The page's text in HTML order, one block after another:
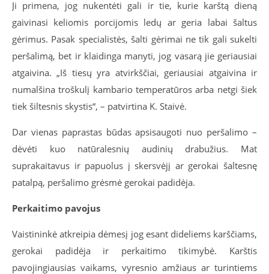
Ji primena, jog nukentėti gali ir tie, kurie karštą dieną
gaivinasi keliomis porcijomis ledų ar geria labai šaltus
gėrimus. Pasak specialistės, šalti gėrimai ne tik gali sukelti
peršalimą, bet ir klaidinga manyti, jog vasarą jie geriausiai
atgaivina. „Iš tiesų yra atvirkščiai, geriausiai atgaivina ir
numalšina troškulį kambario temperatūros arba netgi šiek
tiek šiltesnis skystis“, – patvirtina K. Staivė.
Dar vienas paprastas būdas apsisaugoti nuo peršalimo –
dėvėti kuo natūralesnių audinių drabužius. Mat
suprakaitavus ir papuolus į skersvėjį ar gerokai šaltesnę
patalpą, peršalimo grėsmė gerokai padidėja.
Perkaitimo pavojus
Vaistininkė atkreipia dėmesį jog esant dideliems karščiams,
gerokai padidėja ir perkaitimo tikimybė. Karštis
pavojingiausias vaikams, vyresnio amžiaus ar turintiems